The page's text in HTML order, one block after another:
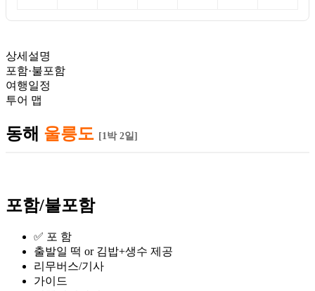
상세설명
포함·불포함
여행일정
투어 맵
동해 울릉도 [1박 2일]
포함/불포함
✅ 포 함ㅤㅤㅤㅤㅤㅤㅤㅤㅤㅤㅤㅤㅤㅤㅤ
출발일 떡 or 김밥+생수 제공
리무버스/기사
가이드